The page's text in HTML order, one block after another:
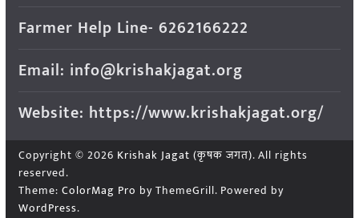
Farmer Help Line- 6262166222
Email: info@krishakjagat.org
Website: https://www.krishakjagat.org/
Copyright © 2026 Krishak Jagat (कृषक जगत). All rights
reserved.
Theme: ColorMag Pro by ThemeGrill. Powered by
WordPress.